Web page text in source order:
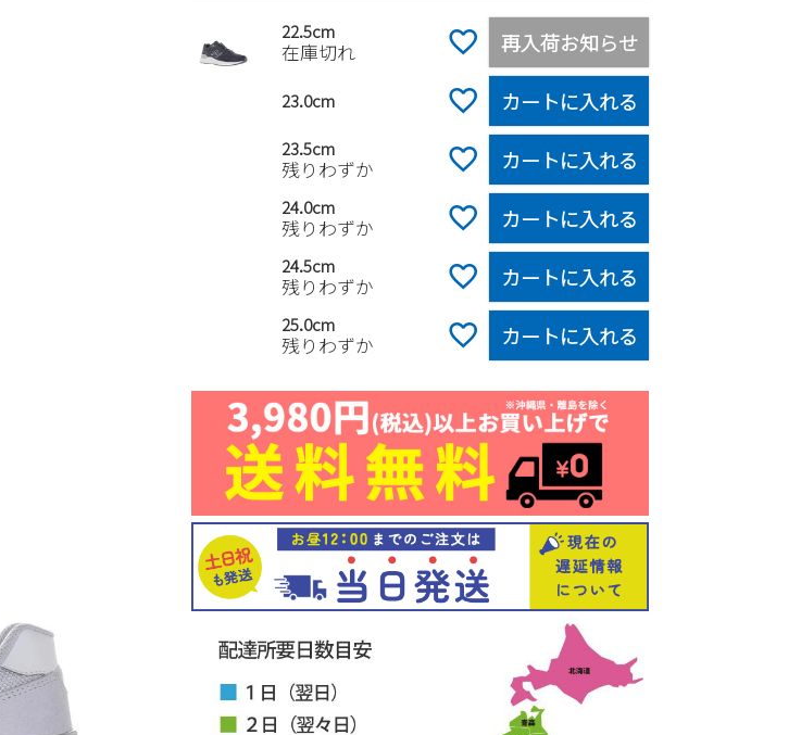
22.5cm
在庫切れ 再入荷お知らせ
23.0cm カートに入れる
23.5cm
残りわずか カートに入れる
24.0cm
残りわずか カートに入れる
24.5cm
残りわずか カートに入れる
25.0cm
残りわずか カートに入れる